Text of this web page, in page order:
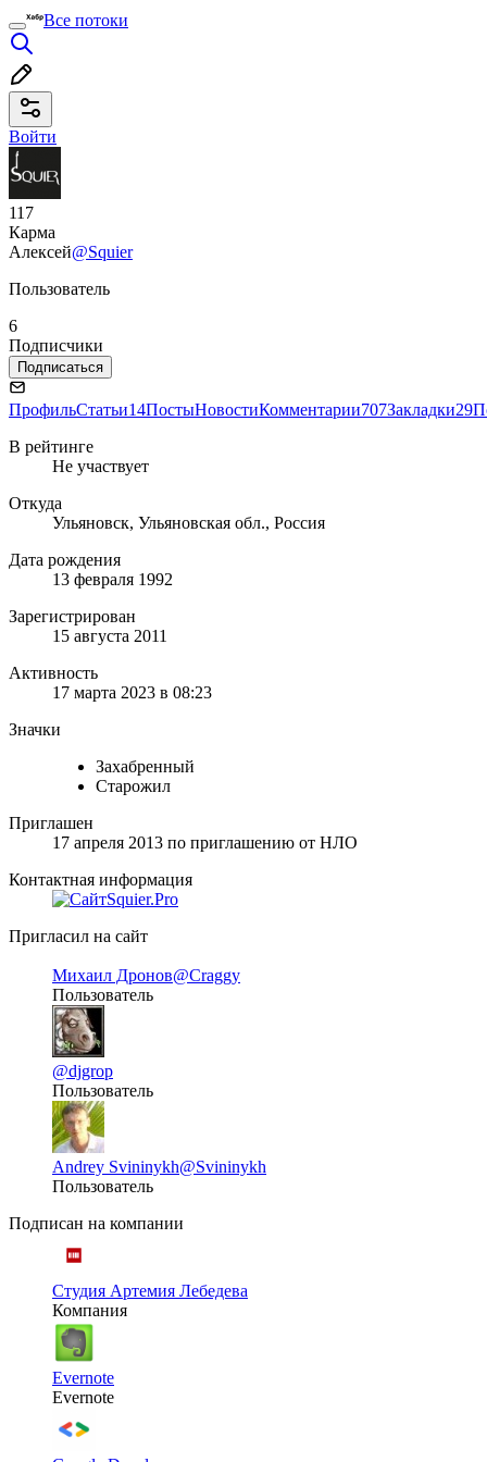
Все потоки
Войти
117
Карма
Алексей@Squier
Пользователь
6
Подписчики
Подписаться
ПрофильСтатьи14ПостыНовостиКомментарии707Закладки29
В рейтинге
Не участвует
Откуда
Ульяновск, Ульяновская обл., Россия
Дата рождения
13 февраля 1992
Зарегистрирован
15 августа 2011
Активность
17 марта 2023 в 08:23
Значки
Захабренный
Старожил
Приглашен
17 апреля 2013 по приглашению от НЛО
Контактная информация
Squier.Pro
Пригласил на сайт
Михаил Дронов@Craggy
Пользователь
@djgrop
Пользователь
Andrey Svininykh@Svininykh
Пользователь
Подписан на компании
Студия Артемия Лебедева
Компания
Evernote
Evernote